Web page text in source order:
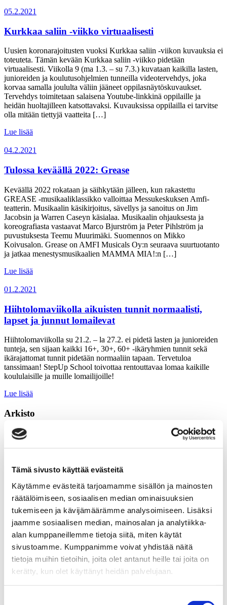
Tämä sivusto käyttää evästeitä
Käytämme evästeitä tarjoamamme sisällön ja mainosten
räätälöimiseen, sosiaalisen median ominaisuuksien
tukemiseen ja kävijämäärämme analysoimiseen. Lisäksi
jaamme sosiaalisen median, mainosalan ja analytiikka-
alan kumppaneillemme tietoja siitä, miten käytät
sivustoamme. Kumppanimme voivat yhdistää näitä
tietoja muihin tietoihin, joita olet antanut heille tai joita on
kerätty, kun olet käyttänyt heidän palvelujaan.
05.2.2021
Kurkkaa saliin -viikko virtuaalisesti
Uusien koronarajoitusten vuoksi Kurkkaa saliin -viikon kuvauksia ei
toteuteta. Tämän kevään Kurkkaa saliin -viikko pidetään
virtuaalisesti. Viikolla 9 (ma 1.3. – su 7.3.) kuvataan kaikilla lasten,
junioreiden ja koulutusohjelmien tunneilla videotervehdys, joka
korvaa samalla joululta väliin jääneet oppilasnäytöskuvaukset.
Tervehdys toimitetaan salaisena Youtube-linkkinä oppilaille ja
heidän huoltajilleen katsottavaksi. Kuvauksissa oppilailla ei tarvitse
olla mitään tiettyjä vaatteita […]
Lue lisää
04.2.2021
Tulossa keväällä 2022: Grease
Keväällä 2022 rokataan ja säihkytään jälleen, kun rakastettu
GREASE -musikaaliklassikko valloittaa Messukeskuksen Amfi-
teatterin. Musikaalin käsikirjoitus, sävellys ja sanoitus on Jim
Jacobsin ja Warren Caseyn käsialaa. Musikaalin ohjauksesta ja
koreografiasta vastaavat Marco Bjurström ja Peter Pihlström ja
puvustuksesta Teemu Muurimäki. Suomennos on Mikko
Koivusalon. Grease on AMFI Musicals Oy:n seuraava suurtuotanto
ja jatkaa menestysmusikaalien MAMMA MIA!:n […]
Lue lisää
01.2.2021
Hiihtolomaviikolla aikuisten tunnit normaalisti,
lapset ja junnut lomailevat
Hiihtolomaviikolla su 21.2. – la 27.2. ei pidetä lasten ja junioreiden
tunteja, sen sijaan kaikki 16+, 30+, 60+ -ikäryhmien tunnit sekä
ikärajattomat tunnit pidetään normaaliin tapaan. Tervetuloa
tanssimaan! StepUp School toivottaa rentouttavaa lomaa kaikille
koululaisille ja muille lomailijoille!
Lue lisää
Arkisto
2026
heinäkuu(15)
maaliskuu(2)
tammikuu(20)
2025(57)
joulukuu
(6)
marraskuu(5)
lokakuu(4)
elokuu(2)
heinäkuu
kesäkuu(3)
toukokuu(11)
huhtikuu(4)
tammikuu(9)